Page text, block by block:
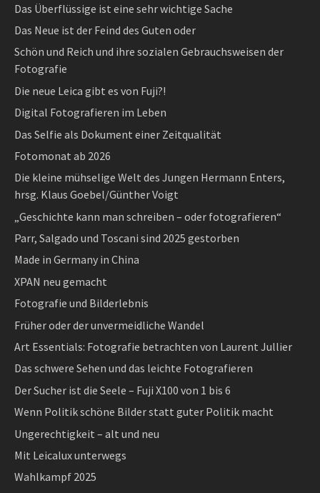
Das Überflüssige ist eine sehr wichtige Sache
Das Neue ist der Feind des Guten oder
Schön und Reich und ihre sozialen Gebrauchsweisen der
Fotografie
Die neue Leica gibt es von Fuji?!
Digital Fotografieren im Leben
Das Selfie als Dokument einer Zeitqualität
Fotomonat ab 2026
Die kleine mühselige Welt des Jungen Hermann Enters,
hrsg. Klaus Goebel/Günther Voigt
„Geschichte kann man schreiben – oder fotografieren“
Parr, Salgado und Toscani sind 2025 gestorben
Made in Germany in China
XPAN neu gemacht
Fotografie und Bilderlebnis
Früher oder der unvermeidliche Wandel
Art Essentials: Fotografie betrachten von Laurent Jullier
Das schwere Sehen und das leichte Fotografieren
Der Sucher ist die Seele – Fuji X100 von 1 bis 6
Wenn Politik schöne Bilder statt guter Politik macht
Ungerechtigkeit – alt und neu
Mit Leicalux unterwegs
Wahlkampf 2025